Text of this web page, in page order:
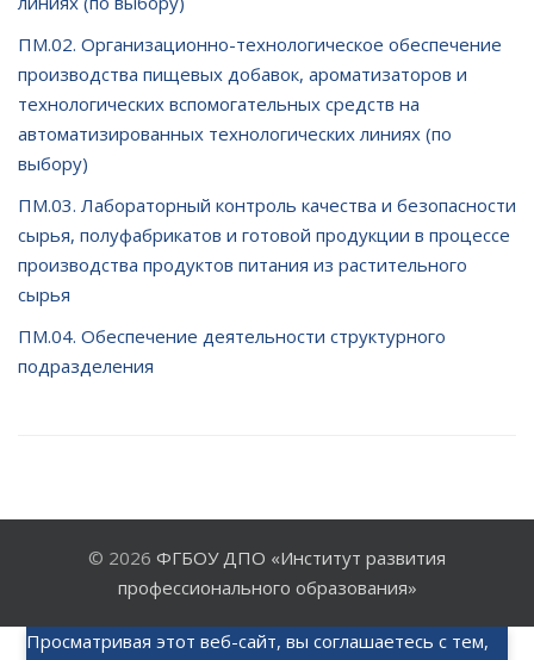
ПМ.02. Организационно-технологическое обеспечение
производства пищевых добавок, ароматизаторов и
технологических вспомогательных средств на
автоматизированных технологических линиях (по
выбору)
ПМ.03. Лабораторный контроль качества и безопасности
сырья, полуфабрикатов и готовой продукции в процессе
производства продуктов питания из растительного
сырья
ПМ.04. Обеспечение деятельности структурного
подразделения
© 2026 ФГБОУ ДПО «Институт развития
профессионального образования»
Просматривая этот веб-сайт, вы соглашаетесь с тем,